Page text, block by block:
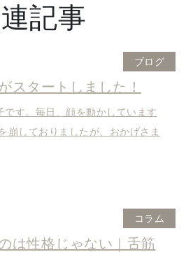
記事
ブログ
スタートしました！
す。毎日、顔を動かしています
崩しておりましたが、おかげさま
コラム
は性格じゃない｜舌筋